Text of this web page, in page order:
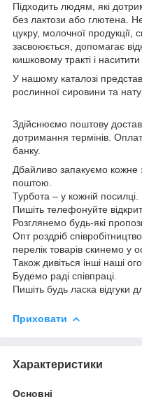
Підходить людям, які
без лактози або глютена.
цукру, молочної продукції,
засвоюється, допомагає
кишковому тракті і
У нашому каталозі
рослинної сировини та
Здійснюємо поштову
дотримання термінів.
банку.
Дбайливо запакуємо кожне
поштою.
Турбота – у кожній
Пишіть телефонуйте
Розглянемо будь-які
Опт роздріб
перелік товарів скинемо у
Також дивіться інші наші
Будемо раді співпраці.
Пишіть будь ласка відгуки
Приховати
Характеристики
Основні